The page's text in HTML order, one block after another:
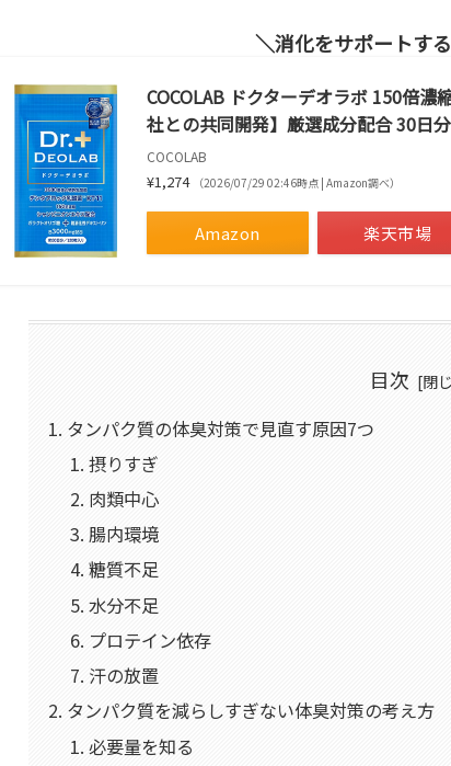
消化をサポートす
COCOLAB ドクターデオラボ 150倍
社との共同開発】厳選成分配合 30日分
COCOLAB
¥1,274 （2026/07/29 02:46時点 | Amazon調べ）
Amazon 楽天市場
目次
タンパク質の体臭対策で見直す原因7つ
摂りすぎ
肉類中心
腸内環境
糖質不足
水分不足
プロテイン依存
汗の放置
タンパク質を減らしすぎない体臭対策の考え方
必要量を知る